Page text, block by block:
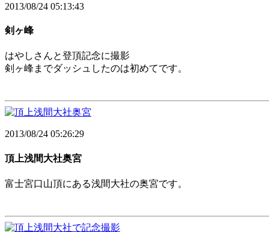
2013/08/24 05:13:43
剣ヶ峰
はやしさんと登頂記念に撮影
剣ヶ峰までダッシュしたのは初めてです。
2013/08/24 05:26:29
頂上浅間大社奥宮
富士宮口山頂にある浅間大社の奥宮です。